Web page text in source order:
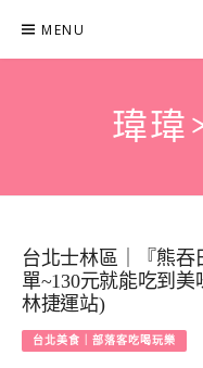
content
MENU
瑋瑋
台北士林區｜『熊吞
單~130元就能吃到
林捷運站)
台北美食｜部落客吃喝玩樂